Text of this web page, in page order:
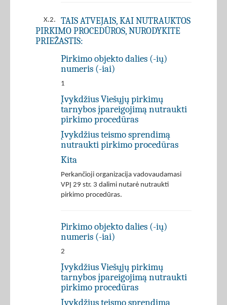
X.2.
TAIS ATVEJAIS, KAI NUTRAUKTOS
PIRKIMO PROCEDŪROS, NURODYKITE
PRIEŽASTIS:
Pirkimo objekto dalies (-ių)
numeris (-iai)
1
Įvykdžius Viešųjų pirkimų
tarnybos įpareigojimą nutraukti
pirkimo procedūras
Įvykdžius teismo sprendimą
nutraukti pirkimo procedūras
Kita
Perkančioji organizacija vadovaudamasi
VPĮ 29 str. 3 dalimi nutarė nutraukti
pirkimo procedūras.
Pirkimo objekto dalies (-ių)
numeris (-iai)
2
Įvykdžius Viešųjų pirkimų
tarnybos įpareigojimą nutraukti
pirkimo procedūras
Įvykdžius teismo sprendimą